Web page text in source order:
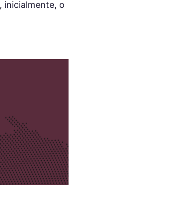
inicialmente, o